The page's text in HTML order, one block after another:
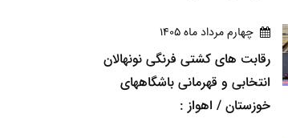
چهارم مرداد ماه 1405
رقابت های کشتی فرنگی نونهالان
انتخابی و قهرمانی باشگاههای
خوزستان / اهواز :